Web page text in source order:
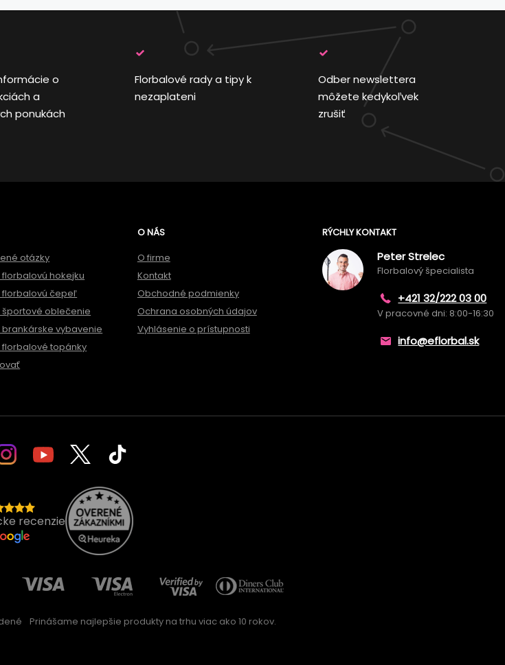
o
a
ponukách
Florbalové rady a tipy k
nezaplateni
Odber newslettera
môžete kedykoľvek
zrušiť
otázky
hokejku
florbalovú čepeľ
športové oblečenie
vybavenie
florbalové topánky
O NÁS
O firme
Kontakt
Obchodné podmienky
Ochrana osobných údajov
Vyhlásenie o prístupnosti
RÝCHLY KONTAKT
Peter Strelec
Florbalový špecialista
+421 32/222 03 00
V pracovné dni: 8:00-16:30
info@eflorbal.sk
recenzie
Prinášame najlepšie produkty na trhu viac ako 10 rokov.